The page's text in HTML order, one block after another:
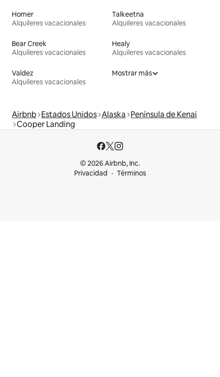
Homer
Alquileres vacacionales
Talkeetna
Alquileres vacacionales
Bear Creek
Alquileres vacacionales
Healy
Alquileres vacacionales
Valdez
Alquileres vacacionales
Mostrar más
Airbnb Estados Unidos Alaska Península de Kenai
Cooper Landing
© 2026 Airbnb, Inc.
Privacidad
Términos